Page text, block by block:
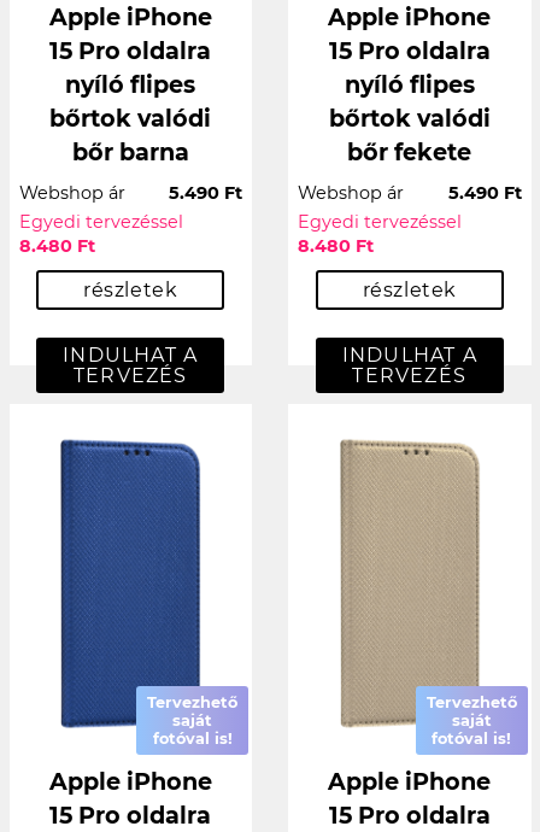
Apple iPhone
15 Pro oldalra
nyíló flipes
bőrtok valódi
bőr barna
Webshop ár
5.490 Ft
Egyedi tervezéssel
8.480 Ft
részletek
INDULHAT A
TERVEZÉS
Apple iPhone
15 Pro oldalra
nyíló flipes
bőrtok valódi
bőr fekete
Webshop ár
5.490 Ft
Egyedi tervezéssel
8.480 Ft
részletek
INDULHAT A
TERVEZÉS
Tervezhető
saját
fotóval is!
Apple iPhone
15 Pro oldalra
Tervezhető
saját
fotóval is!
Apple iPhone
15 Pro oldalra